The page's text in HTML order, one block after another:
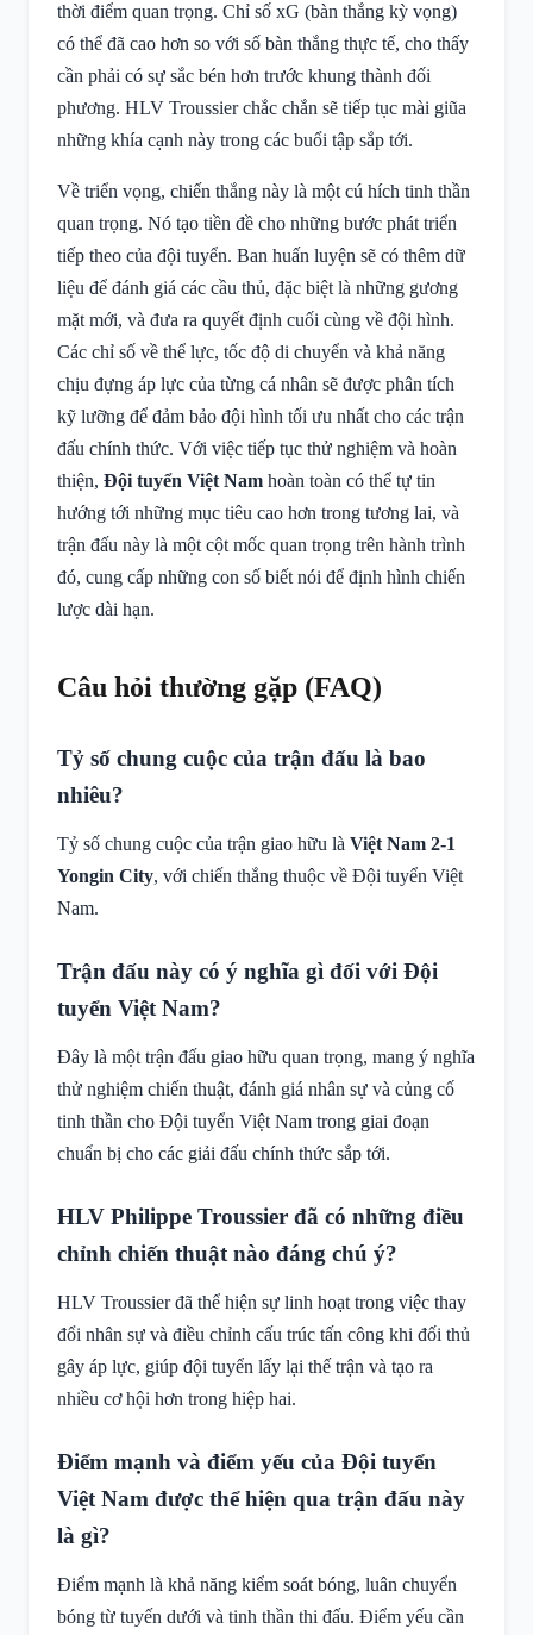
thời điểm quan trọng. Chỉ số xG (bàn thắng kỳ vọng)
có thể đã cao hơn so với số bàn thắng thực tế, cho thấy
cần phải có sự sắc bén hơn trước khung thành đối
phương. HLV Troussier chắc chắn sẽ tiếp tục mài giũa
những khía cạnh này trong các buổi tập sắp tới.
Về triển vọng, chiến thắng này là một cú hích tinh thần
quan trọng. Nó tạo tiền đề cho những bước phát triển
tiếp theo của đội tuyển. Ban huấn luyện sẽ có thêm dữ
liệu để đánh giá các cầu thủ, đặc biệt là những gương
mặt mới, và đưa ra quyết định cuối cùng về đội hình.
Các chỉ số về thể lực, tốc độ di chuyển và khả năng
chịu đựng áp lực của từng cá nhân sẽ được phân tích
kỹ lưỡng để đảm bảo đội hình tối ưu nhất cho các trận
đấu chính thức. Với việc tiếp tục thử nghiệm và hoàn
thiện, Đội tuyển Việt Nam hoàn toàn có thể tự tin
hướng tới những mục tiêu cao hơn trong tương lai, và
trận đấu này là một cột mốc quan trọng trên hành trình
đó, cung cấp những con số biết nói để định hình chiến
lược dài hạn.
Câu hỏi thường gặp (FAQ)
Tỷ số chung cuộc của trận đấu là bao
nhiêu?
Tỷ số chung cuộc của trận giao hữu là Việt Nam 2-1
Yongin City, với chiến thắng thuộc về Đội tuyển Việt
Nam.
Trận đấu này có ý nghĩa gì đối với Đội
tuyển Việt Nam?
Đây là một trận đấu giao hữu quan trọng, mang ý nghĩa
thử nghiệm chiến thuật, đánh giá nhân sự và củng cố
tinh thần cho Đội tuyển Việt Nam trong giai đoạn
chuẩn bị cho các giải đấu chính thức sắp tới.
HLV Philippe Troussier đã có những điều
chỉnh chiến thuật nào đáng chú ý?
HLV Troussier đã thể hiện sự linh hoạt trong việc thay
đổi nhân sự và điều chỉnh cấu trúc tấn công khi đối thủ
gây áp lực, giúp đội tuyển lấy lại thế trận và tạo ra
nhiều cơ hội hơn trong hiệp hai.
Điểm mạnh và điểm yếu của Đội tuyển
Việt Nam được thể hiện qua trận đấu này
là gì?
Điểm mạnh là khả năng kiểm soát bóng, luân chuyển
bóng từ tuyến dưới và tinh thần thi đấu. Điểm yếu cần